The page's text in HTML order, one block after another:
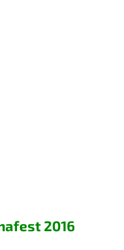
2016